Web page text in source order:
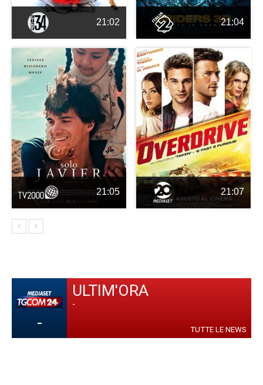
21:02 21:04
21:05 21:07
-
ULTIM'ORA
-
TUTTE LE NEWS